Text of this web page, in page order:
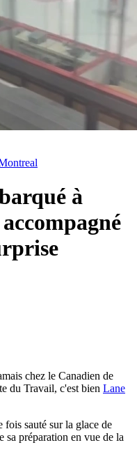
à
chez le Canadien de
du Travail, c'est bien Lane
sauté sur la glace de
préparation en vue de la